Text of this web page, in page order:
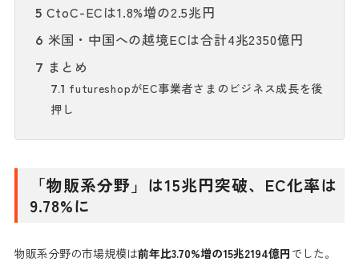
5 CtoC-ECは1.8%増の2.5兆円
6 米国・中国への越境ECは合計4兆2350億円
7 まとめ
7.1 futureshopがEC事業者さまのビジネス成長を後
押し
「物販系分野」は15兆円突破、EC化率は
9.78%に
物販系分野の市場規模は前年比3.70%増の15兆2194億円 でした。